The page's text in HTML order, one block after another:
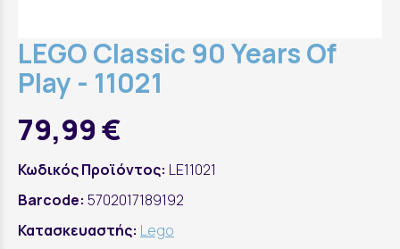
LEGO Classic 90 Years Of
Play - 11021
79,99 €
Κωδικός Προϊόντος: LE11021
Barcode: 5702017189192
Κατασκευαστής: Lego